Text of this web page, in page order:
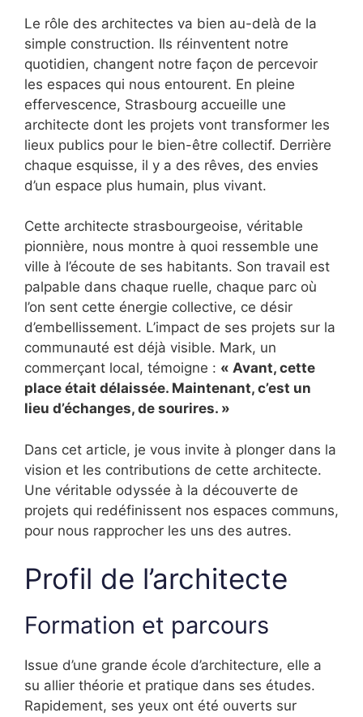
Le rôle des architectes va bien au-delà de la
simple construction. Ils réinventent notre
quotidien, changent notre façon de percevoir
les espaces qui nous entourent. En pleine
effervescence, Strasbourg accueille une
architecte dont les projets vont transformer les
lieux publics pour le bien-être collectif. Derrière
chaque esquisse, il y a des rêves, des envies
d’un espace plus humain, plus vivant.
Cette architecte strasbourgeoise, véritable
pionnière, nous montre à quoi ressemble une
ville à l’écoute de ses habitants. Son travail est
palpable dans chaque ruelle, chaque parc où
l’on sent cette énergie collective, ce désir
d’embellissement. L’impact de ses projets sur la
communauté est déjà visible. Mark, un
commerçant local, témoigne : « Avant, cette
place était délaissée. Maintenant, c’est un
lieu d’échanges, de sourires. »
Dans cet article, je vous invite à plonger dans la
vision et les contributions de cette architecte.
Une véritable odyssée à la découverte de
projets qui redéfinissent nos espaces communs,
pour nous rapprocher les uns des autres.
Profil de l’architecte
Formation et parcours
Issue d’une grande école d’architecture, elle a
su allier théorie et pratique dans ses études.
Rapidement, ses yeux ont été ouverts sur